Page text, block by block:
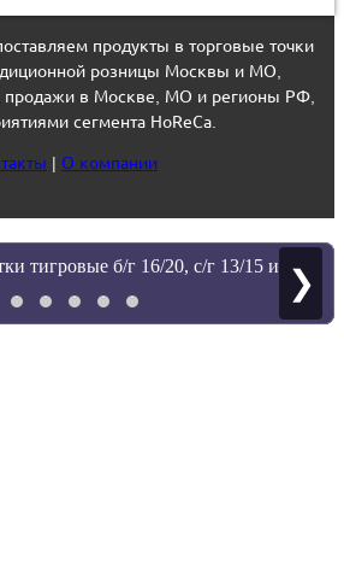
продукты в торговые точки
розницы Москвы и МО,
продажи в Москве, МО и регионы РФ,
сегмента HoReCa.
| О компании
тигровые б/г 16/20, с/г 13/15 и
❯